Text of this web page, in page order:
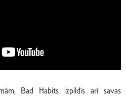
Bad Habits izpildīs arī savas